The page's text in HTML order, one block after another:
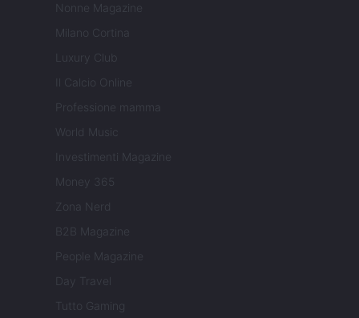
Nonne Magazine
Milano Cortina
Luxury Club
Il Calcio Online
Professione mamma
World Music
Investimenti Magazine
Money 365
Zona Nerd
B2B Magazine
People Magazine
Day Travel
Tutto Gaming